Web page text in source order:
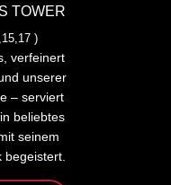
TOWER
)
verfeinert
unserer
– serviert
beliebtes
seinem
begeistert.